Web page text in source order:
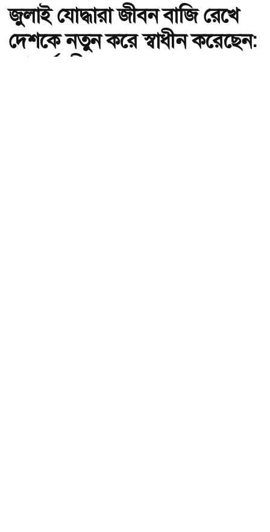
জুলাই যোদ্ধারা জীবন বাজি রেখে
দেশকে নতুন করে স্বাধীন করেছেন: